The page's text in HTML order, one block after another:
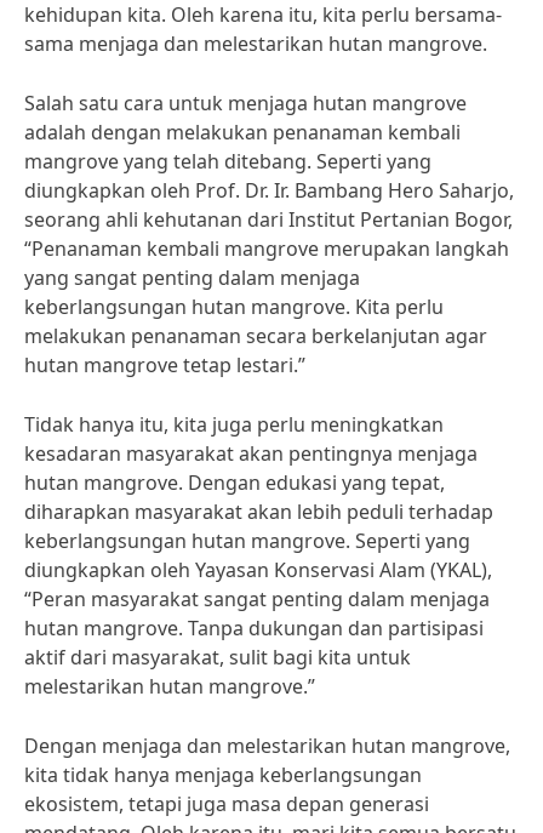
kehidupan kita. Oleh karena itu, kita perlu bersama-
sama menjaga dan melestarikan hutan mangrove.
Salah satu cara untuk menjaga hutan mangrove
adalah dengan melakukan penanaman kembali
mangrove yang telah ditebang. Seperti yang
diungkapkan oleh Prof. Dr. Ir. Bambang Hero Saharjo,
seorang ahli kehutanan dari Institut Pertanian Bogor,
“Penanaman kembali mangrove merupakan langkah
yang sangat penting dalam menjaga
keberlangsungan hutan mangrove. Kita perlu
melakukan penanaman secara berkelanjutan agar
hutan mangrove tetap lestari.”
Tidak hanya itu, kita juga perlu meningkatkan
kesadaran masyarakat akan pentingnya menjaga
hutan mangrove. Dengan edukasi yang tepat,
diharapkan masyarakat akan lebih peduli terhadap
keberlangsungan hutan mangrove. Seperti yang
diungkapkan oleh Yayasan Konservasi Alam (YKAL),
“Peran masyarakat sangat penting dalam menjaga
hutan mangrove. Tanpa dukungan dan partisipasi
aktif dari masyarakat, sulit bagi kita untuk
melestarikan hutan mangrove.”
Dengan menjaga dan melestarikan hutan mangrove,
kita tidak hanya menjaga keberlangsungan
ekosistem, tetapi juga masa depan generasi